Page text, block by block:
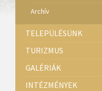
Archív
TELEPÜLÉSÜNK
TURIZMUS
GALÉRIÁK
INTÉZMÉNYEK